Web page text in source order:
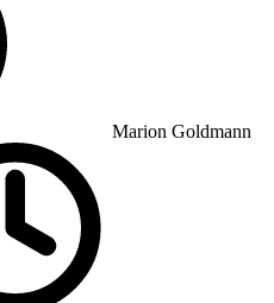
Marion Goldmann